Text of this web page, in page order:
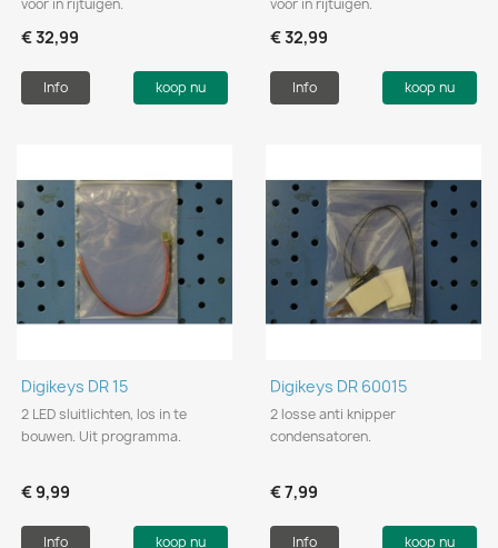
voor in rijtuigen.
€ 32,99
Info koop nu
voor in rijtuigen.
€ 32,99
Info koop nu
Digikeys DR 15
2 LED sluitlichten, los in te
bouwen. Uit programma.
€ 9,99
Info koop nu
Digikeys DR 60015
2 losse anti knipper
condensatoren.
€ 7,99
Info koop nu